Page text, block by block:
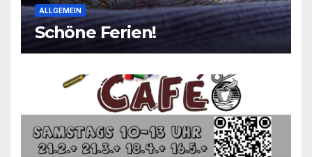
ALLGEMEIN
Schöne Ferien!